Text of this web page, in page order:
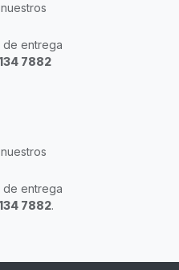
de entrega
7882
de entrega
7882.